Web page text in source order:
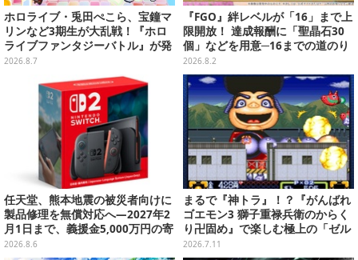
ホロライブ・兎田ぺこら、宝鐘マ
リンなど3期生が大乱戦！『ホロ
ライブファンタジーバトル』が発
売ーお馴染みの語録が装備
に、“ニセ3期生”とのバトルもあ
2026.8.7
『FGO』絆レベルが「16」まで上
限開放！ 達成報酬に「聖晶石30
個」などを用意─16までの道のり
は「結構かかります」
2026.8.2
任天堂、熊本地震の被災者向けに
製品修理を無償対応へ―2027年2
月1日まで、義援金5,000万円の寄
付も発表
2026.8.6
まるで『神トラ』！？『がんばれ
ゴエモン3 獅子重禄兵衛のからく
り卍固め』で楽しむ極上の「ゼル
ダ要素」
2026.7.11